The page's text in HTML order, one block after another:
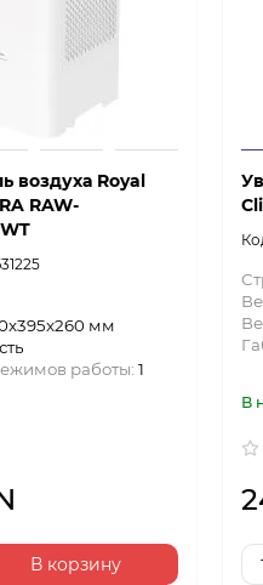
воздуха Royal
RAW-
мм
работы: 1
В корзину
В